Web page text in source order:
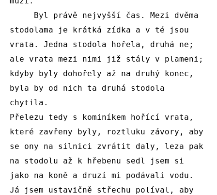
stodolama je krátká zídka a v té jsou
vrata. Jedna stodola hořela, druhá ne;
ale vrata mezi nimi již stály v plameni;
kdyby byly dohořely až na druhý konec,
byla by od nich ta druhá stodola
chytila.
Přelezu tedy s kominíkem hořící vrata,
které zavřeny byly, roztluku závory, aby
se ony na silnici zvrátit daly, leza pak
na stodolu až k hřebenu sedl jsem si
jako na koně a druzí mi podávali vodu.
Já jsem ustavičně střechu políval, aby